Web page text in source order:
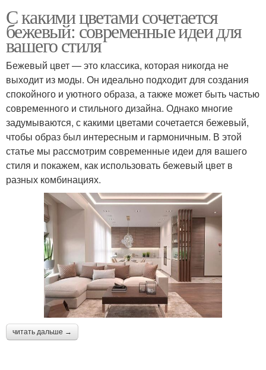
С какими цветами сочетается
бежевый: современные идеи для
вашего стиля
Бежевый цвет — это классика, которая никогда не
выходит из моды. Он идеально подходит для создания
спокойного и уютного образа, а также может быть частью
современного и стильного дизайна. Однако многие
задумываются, с какими цветами сочетается бежевый,
чтобы образ был интересным и гармоничным. В этой
статье мы рассмотрим современные идеи для вашего
стиля и покажем, как использовать бежевый цвет в
разных комбинациях.
читать дальше →